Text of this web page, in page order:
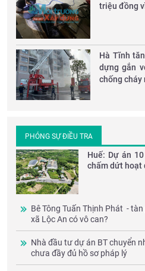
triệu đồng
Hà Tĩnh
dựng gắn
chống cháy
PHÓNG SỰ ĐIỀU TRA
Huế: Dự án
chấm dứt hoạt
Bê Tông Tuấn Thịnh Phát -
xã Lộc An có vô can?
Nhà đầu tư dự án BT chuyển
chưa đầy đủ hồ sơ pháp lý